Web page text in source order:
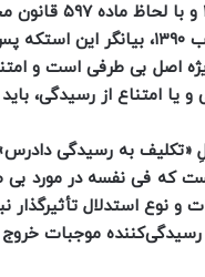
دادرسی
مصوب ۱۳۷۵و بند ۵ ماده ۱۶ قانون نظارت
اصل بی طرفی است و
امتناع از رسیدگی،
«تکلیف به رسیدگی
که فی نفسه در مورد بی
استدلال تأثیرگذار
موجبات خروج